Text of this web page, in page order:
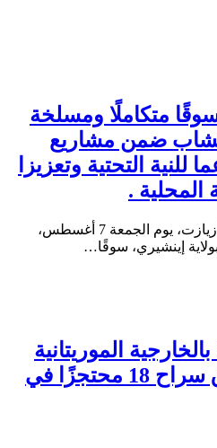
متكاملًا ومسلخة
ضمن مشاريع
للنية التحتية وتعزيزا
المحلية .
سلّمت شركة كينروس تازيازت، يوم الجمعة 7 أغسطس،
إينشيري، سوقًا…
الموريتانية
تُفضي إلى إطلاق سراح 18 محتجزًا في